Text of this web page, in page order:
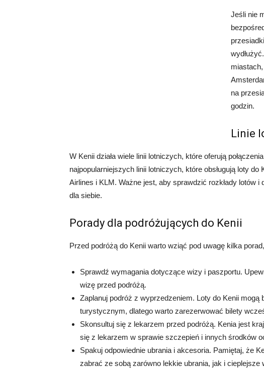
Jeśli nie
na
godzin.
Linie
W Kenii działa wiele linii lotniczych, które oferują
najpopularniejszych linii lotniczych, które obsługują loty
Airlines i KLM. Ważne jest, aby sprawdzić rozkłady lotów
dla siebie.
Porady dla podróżujących do Kenii
Przed podróżą do Kenii warto wziąć pod uwagę kilka
Sprawdź wymagania dotyczące wizy i paszportu.
wizę przed podróżą.
Zaplanuj podróż z wyprzedzeniem. Loty do Kenii mogą
turystycznym, dlatego warto zarezerwować bilety
Skonsultuj się z lekarzem przed podróżą. Kenia jest
się z lekarzem w sprawie szczepień i innych środków
Spakuj odpowiednie ubrania i akcesoria. Pamiętaj, że
zabrać ze sobą zarówno lekkie ubrania, jak i cieplejsze